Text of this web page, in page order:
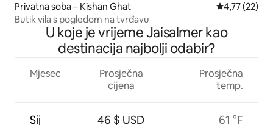
Privatna soba – Kishan Ghat Prosječna
4,77 (22)
Butik vila s pogledom na tvrđavu
U koje je vrijeme Jaisalmer kao
destinacija najbolji odabir?
Mjesec
Sij
Prosječna
cijena
46 $ USD
Prosječna
temp.
61 °F